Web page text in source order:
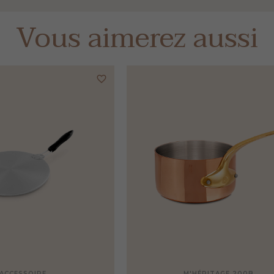
Vous aimerez aussi
favorite_border